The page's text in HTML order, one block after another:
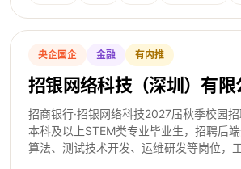
系统策划
央企国企 金融 有内推
招银网络科技（深圳）有限
招商银行·招银网络科技2027届秋季校园
本科及以上STEM类专业毕业生，招聘后端
算法、测试技术开发、运维研发等岗位，